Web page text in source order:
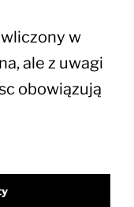
w
ale z uwagi
obowiązują